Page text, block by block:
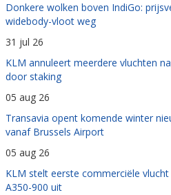
Donkere wolken boven IndiGo:
widebody-vloot weg
31 jul 26
KLM annuleert meerdere vluchten
door staking
05 aug 26
Transavia opent komende winter
vanaf Brussels Airport
05 aug 26
KLM stelt eerste commerciële
A350-900 uit